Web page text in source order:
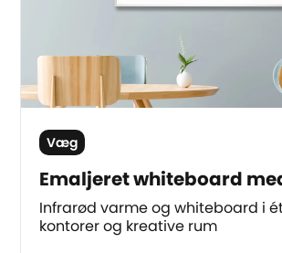
Væg
Emaljeret whiteboard
Infrarød varme og whiteboard i
kontorer og kreative rum